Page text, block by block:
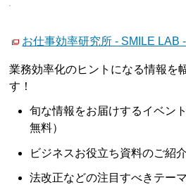
お仕事効率研究所 - SMILE LAB -
業務効率化のヒントになる情報を
す！
旬な情報をお届けするイベン
無料）
ビジネスお役立ち資料のご紹介
法改正などの注目すべきテーマ